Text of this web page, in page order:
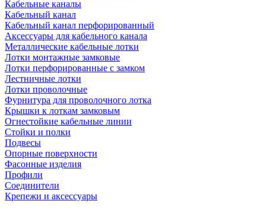
Кабельные каналы
Кабельный канал
Кабельный канал перфорированный
Аксессуары для кабельного канала
Металлические кабельные лотки
Лотки монтажные замковые
Лотки перфорированные с замком
Лестничные лотки
Лотки проволочные
Фурнитура для проволочного лотка
Крышки к лоткам замковым
Огнестойкие кабельные линии
Стойки и полки
Подвесы
Опорные поверхности
Фасонные изделия
Профили
Соединители
Крепежи и аксессуары